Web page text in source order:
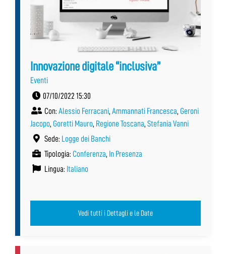
Innovazione digitale “inclusiva”
Eventi
07/10/2022 15:30
Con: Alessio Ferracani, Ammannati Francesca, Geroni
Jacopo, Goretti Mauro, Regione Toscana, Stefania Vanni
Sede: Logge dei Banchi
Tipologia: Conferenza, In Presenza
Lingua: Italiano
Vedi tutti i Dettagli e le Date